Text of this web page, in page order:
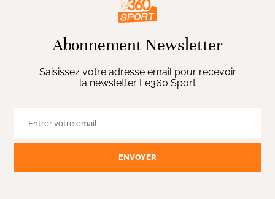
Abonnement Newsletter
Saisissez votre adresse email pour recevoir
la newsletter Le360 Sport
ENVOYER